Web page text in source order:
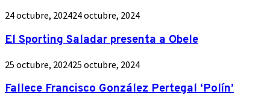
24 octubre, 202424 octubre, 2024
El Sporting Saladar presenta a Obele
25 octubre, 202425 octubre, 2024
Fallece Francisco González Pertegal ‘Polín’